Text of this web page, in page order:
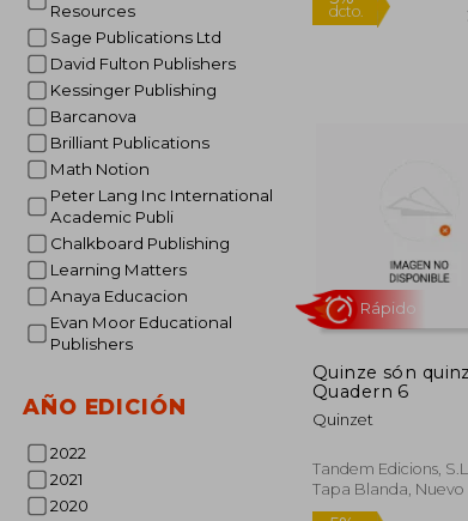
Resources
Sage Publications Ltd
David Fulton Publishers
Kessinger Publishing
Barcanova
Brilliant Publications
Math Notion
Peter Lang Inc International
Academic Publi
Chalkboard Publishing
Learning Matters
Anaya Educacion
Evan Moor Educational
Publishers
AÑO EDICIÓN
2022
2021
2020
5%
dcto.
Quinze són
Quadern 6
Quinzet
Tandem Edicions,
Tapa Blanda, Nuevo